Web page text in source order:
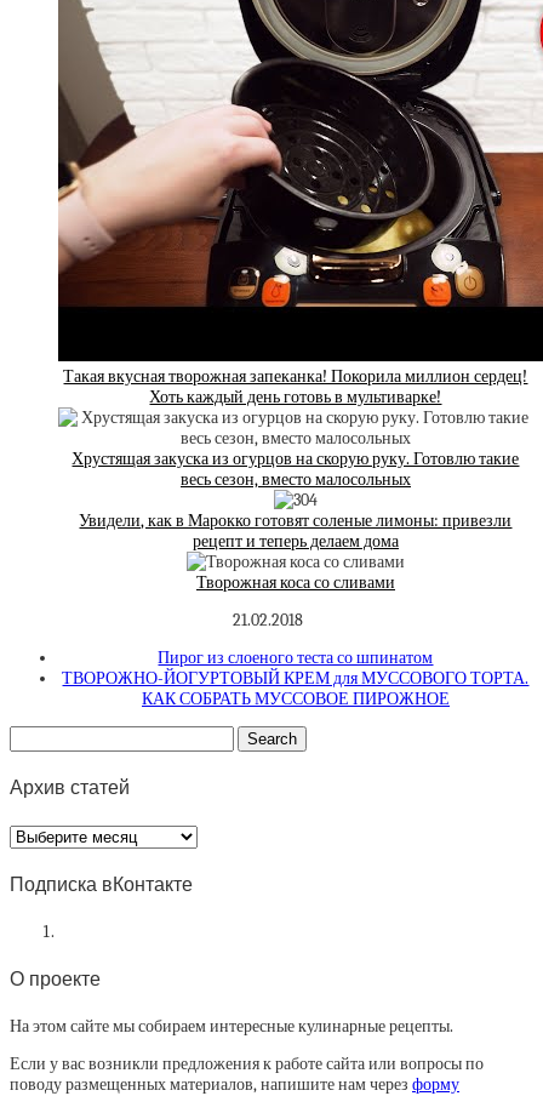
Такая вкусная творожная запеканка! Покорила миллион сердец!
Хоть каждый день готовь в мультиварке!
Хрустящая закуска из огурцов на скорую руку. Готовлю такие
весь сезон, вместо малосольных
Увидели, как в Марокко готовят соленые лимоны: привезли
рецепт и теперь делаем дома
Творожная коса со сливами
21.02.2018
Пирог из слоеного теста со шпинатом
ТВОРОЖНО-ЙОГУРТОВЫЙ КРЕМ для МУССОВОГО ТОРТА.
КАК СОБРАТЬ МУССОВОЕ ПИРОЖНОЕ
Архив статей
Архив
статей
Подписка вКонтакте
О проекте
На этом сайте мы собираем интересные кулинарные рецепты.
Если у вас возникли предложения к работе сайта или вопросы по
поводу размещенных материалов, напишите нам через форму